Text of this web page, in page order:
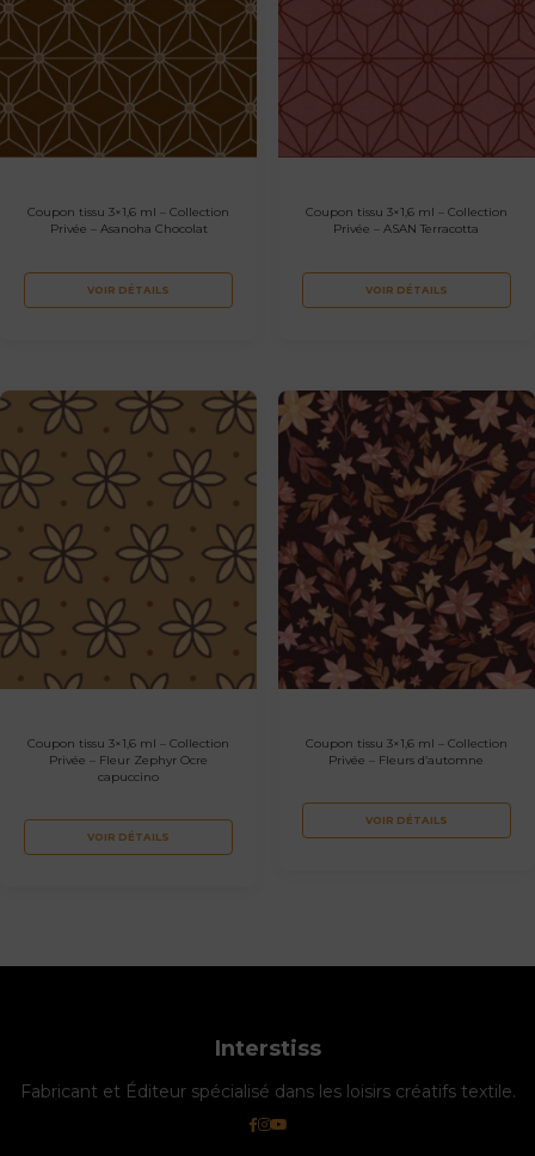
Coupon tissu 3×1,6 ml – Collection
Privée – Asanoha Chocolat
VOIR DÉTAILS
Coupon tissu 3×1,6 ml – Collection
Privée – ASAN Terracotta
VOIR DÉTAILS
Coupon tissu 3×1,6 ml – Collection
Privée – Fleur Zephyr Ocre
capuccino
VOIR DÉTAILS
Coupon tissu 3×1,6 ml – Collection
Privée – Fleurs d’automne
VOIR DÉTAILS
Interstiss
Fabricant et Éditeur spécialisé dans les loisirs créatifs textile.